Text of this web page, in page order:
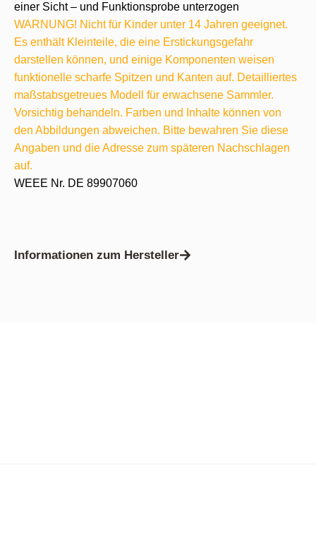
einer Sicht – und Funktionsprobe unterzogen
WARNUNG! Nicht für Kinder unter 14 Jahren geeignet.
Es enthält Kleinteile, die eine Erstickungsgefahr
darstellen können, und einige Komponenten weisen
funktionelle scharfe Spitzen und Kanten auf. Detailliertes
maßstabsgetreues Modell für erwachsene Sammler.
Vorsichtig behandeln. Farben und Inhalte können von
den Abbildungen abweichen. Bitte bewahren Sie diese
Angaben und die Adresse zum späteren Nachschlagen
auf.
WEEE Nr. DE 89907060
Informationen zum Hersteller